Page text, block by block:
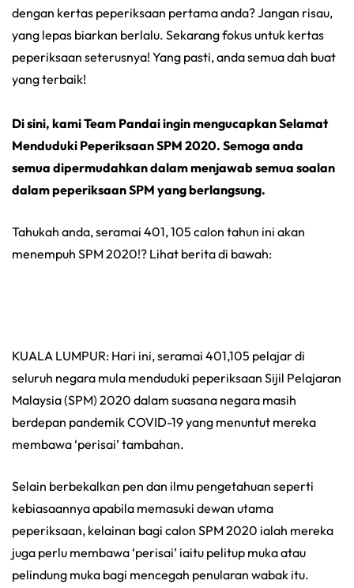
dengan kertas peperiksaan pertama anda? Jangan risau,
yang lepas biarkan berlalu. Sekarang fokus untuk kertas
peperiksaan seterusnya! Yang pasti, anda semua dah buat
yang terbaik!
Di sini, kami Team Pandai ingin mengucapkan Selamat
Menduduki Peperiksaan SPM 2020. Semoga anda
semua dipermudahkan dalam menjawab semua soalan
dalam peperiksaan SPM yang berlangsung.
Tahukah anda, seramai 401, 105 calon tahun ini akan
menempuh SPM 2020!? Lihat berita di bawah:
KUALA LUMPUR: Hari ini, seramai 401,105 pelajar di
seluruh negara mula menduduki peperiksaan Sijil Pelajaran
Malaysia (SPM) 2020 dalam suasana negara masih
berdepan pandemik COVID-19 yang menuntut mereka
membawa ‘perisai’ tambahan.
Selain berbekalkan pen dan ilmu pengetahuan seperti
kebiasaannya apabila memasuki dewan utama
peperiksaan, kelainan bagi calon SPM 2020 ialah mereka
juga perlu membawa ‘perisai’ iaitu pelitup muka atau
pelindung muka bagi mencegah penularan wabak itu.